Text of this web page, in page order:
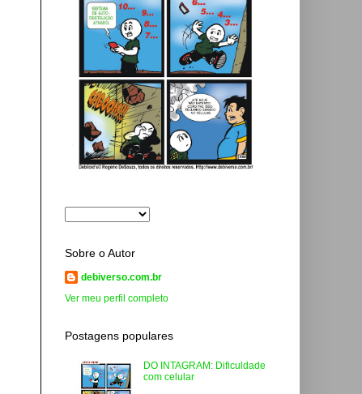
Sobre o Autor
debiverso.com.br
Ver meu perfil completo
Postagens populares
DO INTAGRAM: Dificuldade
com celular